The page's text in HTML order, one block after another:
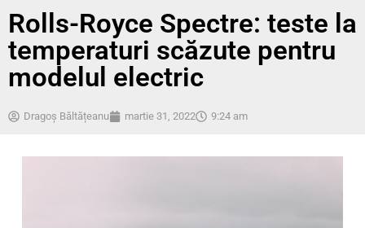
Rolls-Royce Spectre: teste la
temperaturi scăzute pentru
modelul electric
Dragoș Băltățeanu martie 31, 2022 9:24 am